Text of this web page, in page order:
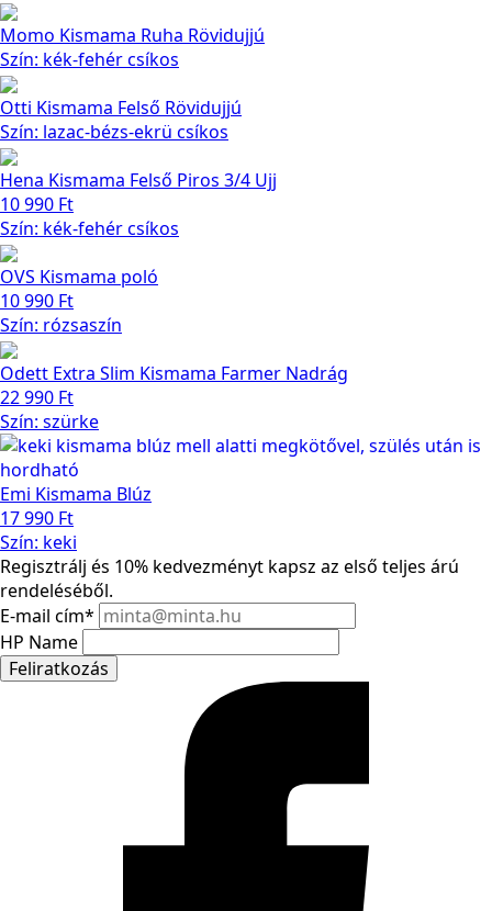
Momo Kismama Ruha Rövidujjú
Szín: kék-fehér csíkos
Otti Kismama Felső Rövidujjú
Szín: lazac-bézs-ekrü csíkos
Hena Kismama Felső Piros 3/4 Ujj
10 990 Ft
Szín: kék-fehér csíkos
OVS Kismama poló
10 990 Ft
Szín: rózsaszín
Odett Extra Slim Kismama Farmer Nadrág
22 990 Ft
Szín: szürke
Emi Kismama Blúz
17 990 Ft
Szín: keki
Regisztrálj és 10% kedvezményt kapsz az első teljes árú
rendeléséből.
E-mail cím*
HP Name
Feliratkozás